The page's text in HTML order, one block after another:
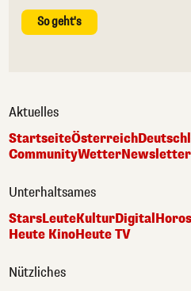
So geht's
Aktuelles
StartseiteÖsterreich
CommunityWetterNewsletter
Unterhaltsames
StarsLeuteKulturDigital
Heute KinoHeute TV
Nützliches